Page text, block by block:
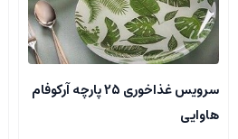
سرویس غذاخوری 25 پارچه آرکوفام
هاوایی